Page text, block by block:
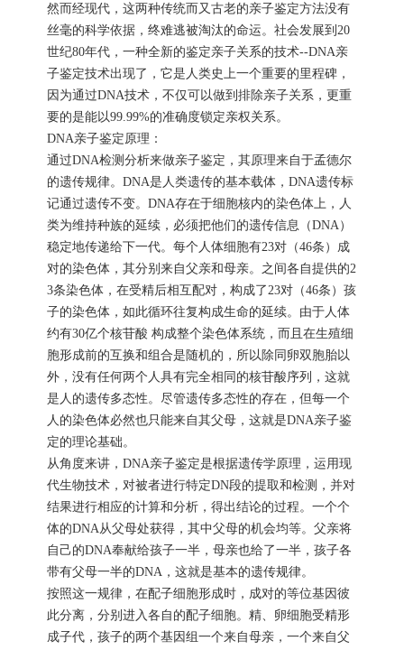
然而经现代，这两种传统而又古老的亲子鉴定方法没有
丝毫的科学依据，终难逃被淘汰的命运。社会发展到20
世纪80年代，一种全新的鉴定亲子关系的技术--DNA亲
子鉴定技术出现了，它是人类史上一个重要的里程碑，
因为通过DNA技术，不仅可以做到排除亲子关系，更重
要的是能以99.99%的准确度锁定亲权关系。
DNA亲子鉴定原理：
通过DNA检测分析来做亲子鉴定，其原理来自于孟德尔
的遗传规律。DNA是人类遗传的基本载体，DNA遗传标
记通过遗传不变。DNA存在于细胞核内的染色体上，人
类为维持种族的延续，必须把他们的遗传信息（DNA）
稳定地传递给下一代。每个人体细胞有23对（46条）成
对的染色体，其分别来自父亲和母亲。之间各自提供的2
3条染色体，在受精后相互配对，构成了23对（46条）孩
子的染色体，如此循环往复构成生命的延续。由于人体
约有30亿个核苷酸 构成整个染色体系统，而且在生殖细
胞形成前的互换和组合是随机的，所以除同卵双胞胎以
外，没有任何两个人具有完全相同的核苷酸序列，这就
是人的遗传多态性。尽管遗传多态性的存在，但每一个
人的染色体必然也只能来自其父母，这就是DNA亲子鉴
定的理论基础。
从角度来讲，DNA亲子鉴定是根据遗传学原理，运用现
代生物技术，对被者进行特定DN段的提取和检测，并对
结果进行相应的计算和分析，得出结论的过程。一个个
体的DNA从父母处获得，其中父母的机会均等。父亲将
自己的DNA奉献给孩子一半，母亲也给了一半，孩子各
带有父母一半的DNA，这就是基本的遗传规律。
按照这一规律，在配子细胞形成时，成对的等位基因彼
此分离，分别进入各自的配子细胞。精、卵细胞受精形
成子代，孩子的两个基因组一个来自母亲，一个来自父